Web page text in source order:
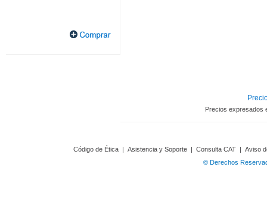
Precios expresados
Código de Ética | Asistencia y Soporte | Consulta CAT | Aviso
© Derechos